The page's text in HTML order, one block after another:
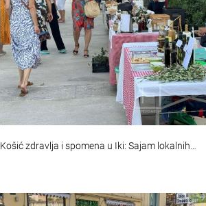
Košić zdravlja i spomena u Iki: Sajam lokalnih…